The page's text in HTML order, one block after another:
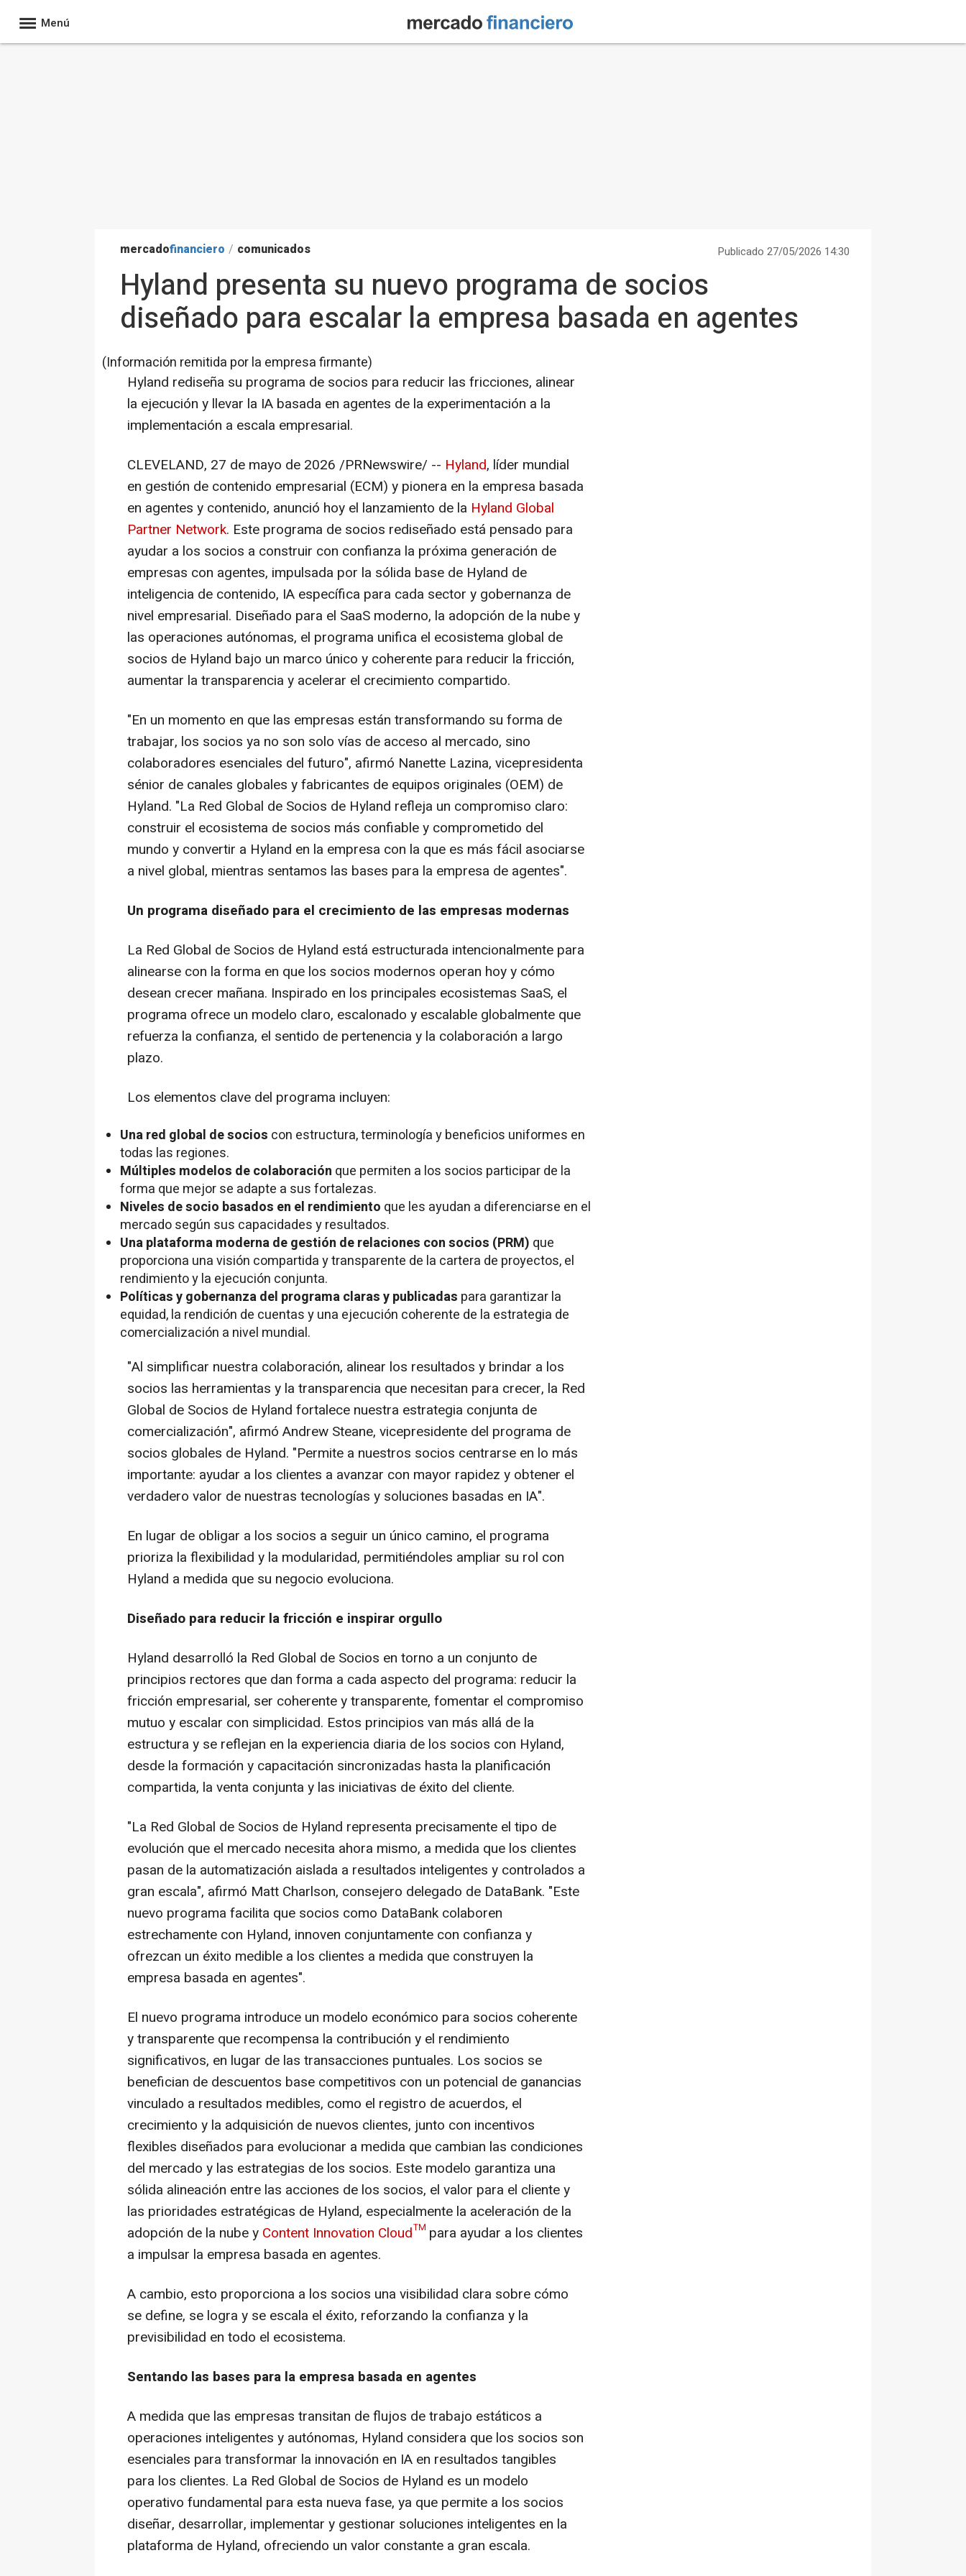
Menú
mercadofinanciero / comunicados Publicado 27/05/2026 14:30
Hyland presenta su nuevo programa de socios
diseñado para escalar la empresa basada en agentes
(Información remitida por la empresa firmante)
Hyland rediseña su programa de socios para reducir las fricciones, alinear
la ejecución y llevar la IA basada en agentes de la experimentación a la
implementación a escala empresarial.
CLEVELAND, 27 de mayo de 2026 /PRNewswire/ -- Hyland, líder mundial
en gestión de contenido empresarial (ECM) y pionera en la empresa basada
en agentes y contenido, anunció hoy el lanzamiento de la Hyland Global
Partner Network. Este programa de socios rediseñado está pensado para
ayudar a los socios a construir con confianza la próxima generación de
empresas con agentes, impulsada por la sólida base de Hyland de
inteligencia de contenido, IA específica para cada sector y gobernanza de
nivel empresarial. Diseñado para el SaaS moderno, la adopción de la nube y
las operaciones autónomas, el programa unifica el ecosistema global de
socios de Hyland bajo un marco único y coherente para reducir la fricción,
aumentar la transparencia y acelerar el crecimiento compartido.
"En un momento en que las empresas están transformando su forma de
trabajar, los socios ya no son solo vías de acceso al mercado, sino
colaboradores esenciales del futuro", afirmó Nanette Lazina, vicepresidenta
sénior de canales globales y fabricantes de equipos originales (OEM) de
Hyland. "La Red Global de Socios de Hyland refleja un compromiso claro:
construir el ecosistema de socios más confiable y comprometido del
mundo y convertir a Hyland en la empresa con la que es más fácil asociarse
a nivel global, mientras sentamos las bases para la empresa de agentes".
Un programa diseñado para el crecimiento de las empresas modernas
La Red Global de Socios de Hyland está estructurada intencionalmente para
alinearse con la forma en que los socios modernos operan hoy y cómo
desean crecer mañana. Inspirado en los principales ecosistemas SaaS, el
programa ofrece un modelo claro, escalonado y escalable globalmente que
refuerza la confianza, el sentido de pertenencia y la colaboración a largo
plazo.
Los elementos clave del programa incluyen:
Una red global de socios con estructura, terminología y beneficios uniformes en
todas las regiones.
Múltiples modelos de colaboración que permiten a los socios participar de la
forma que mejor se adapte a sus fortalezas.
Niveles de socio basados en el rendimiento que les ayudan a diferenciarse en el
mercado según sus capacidades y resultados.
Una plataforma moderna de gestión de relaciones con socios (PRM) que
proporciona una visión compartida y transparente de la cartera de proyectos, el
rendimiento y la ejecución conjunta.
Políticas y gobernanza del programa claras y publicadas para garantizar la
equidad, la rendición de cuentas y una ejecución coherente de la estrategia de
comercialización a nivel mundial.
"Al simplificar nuestra colaboración, alinear los resultados y brindar a los
socios las herramientas y la transparencia que necesitan para crecer, la Red
Global de Socios de Hyland fortalece nuestra estrategia conjunta de
comercialización", afirmó Andrew Steane, vicepresidente del programa de
socios globales de Hyland. "Permite a nuestros socios centrarse en lo más
importante: ayudar a los clientes a avanzar con mayor rapidez y obtener el
verdadero valor de nuestras tecnologías y soluciones basadas en IA".
En lugar de obligar a los socios a seguir un único camino, el programa
prioriza la flexibilidad y la modularidad, permitiéndoles ampliar su rol con
Hyland a medida que su negocio evoluciona.
Diseñado para reducir la fricción e inspirar orgullo
Hyland desarrolló la Red Global de Socios en torno a un conjunto de
principios rectores que dan forma a cada aspecto del programa: reducir la
fricción empresarial, ser coherente y transparente, fomentar el compromiso
mutuo y escalar con simplicidad. Estos principios van más allá de la
estructura y se reflejan en la experiencia diaria de los socios con Hyland,
desde la formación y capacitación sincronizadas hasta la planificación
compartida, la venta conjunta y las iniciativas de éxito del cliente.
"La Red Global de Socios de Hyland representa precisamente el tipo de
evolución que el mercado necesita ahora mismo, a medida que los clientes
pasan de la automatización aislada a resultados inteligentes y controlados a
gran escala", afirmó Matt Charlson, consejero delegado de DataBank. "Este
nuevo programa facilita que socios como DataBank colaboren
estrechamente con Hyland, innoven conjuntamente con confianza y
ofrezcan un éxito medible a los clientes a medida que construyen la
empresa basada en agentes".
El nuevo programa introduce un modelo económico para socios coherente
y transparente que recompensa la contribución y el rendimiento
significativos, en lugar de las transacciones puntuales. Los socios se
benefician de descuentos base competitivos con un potencial de ganancias
vinculado a resultados medibles, como el registro de acuerdos, el
crecimiento y la adquisición de nuevos clientes, junto con incentivos
flexibles diseñados para evolucionar a medida que cambian las condiciones
del mercado y las estrategias de los socios. Este modelo garantiza una
sólida alineación entre las acciones de los socios, el valor para el cliente y
las prioridades estratégicas de Hyland, especialmente la aceleración de la
adopción de la nube y Content Innovation Cloud™ para ayudar a los clientes
a impulsar la empresa basada en agentes.
A cambio, esto proporciona a los socios una visibilidad clara sobre cómo
se define, se logra y se escala el éxito, reforzando la confianza y la
previsibilidad en todo el ecosistema.
Sentando las bases para la empresa basada en agentes
A medida que las empresas transitan de flujos de trabajo estáticos a
operaciones inteligentes y autónomas, Hyland considera que los socios son
esenciales para transformar la innovación en IA en resultados tangibles
para los clientes. La Red Global de Socios de Hyland es un modelo
operativo fundamental para esta nueva fase, ya que permite a los socios
diseñar, desarrollar, implementar y gestionar soluciones inteligentes en la
plataforma de Hyland, ofreciendo un valor constante a gran escala.